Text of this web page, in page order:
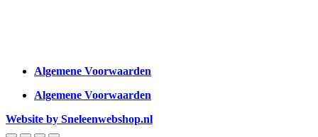
Algemene Voorwaarden
Algemene Voorwaarden
Website by Sneleenwebshop.nl